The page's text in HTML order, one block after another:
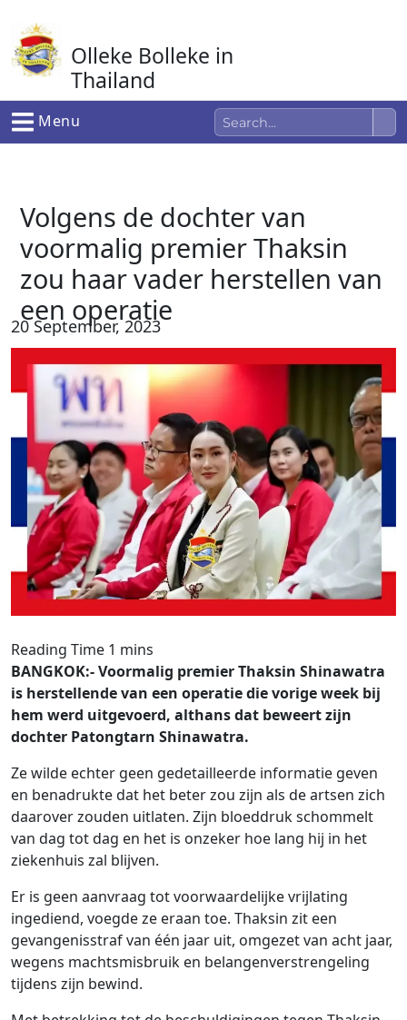
naar
de
inhoud
Olleke Bolleke in
Thailand
In Thailand
Menu
Volgens de dochter van
voormalig premier Thaksin
zou haar vader herstellen van
een operatie
20 September, 2023
BANGKOK:- Voormalig premier Thaksin Shinawatra
is herstellende van een operatie die vorige week bij
hem werd uitgevoerd, althans dat beweert zijn
dochter Patongtarn Shinawatra.
Ze wilde echter geen gedetailleerde informatie geven
en benadrukte dat het beter zou zijn als de artsen zich
daarover zouden uitlaten. Zijn bloeddruk schommelt
van dag tot dag en het is onzeker hoe lang hij in het
ziekenhuis zal blijven.
Er is geen aanvraag tot voorwaardelijke vrijlating
ingediend, voegde ze eraan toe. Thaksin zit een
gevangenisstraf van één jaar uit, omgezet van acht jaar,
wegens machtsmisbruik en belangenverstrengeling
tijdens zijn bewind.